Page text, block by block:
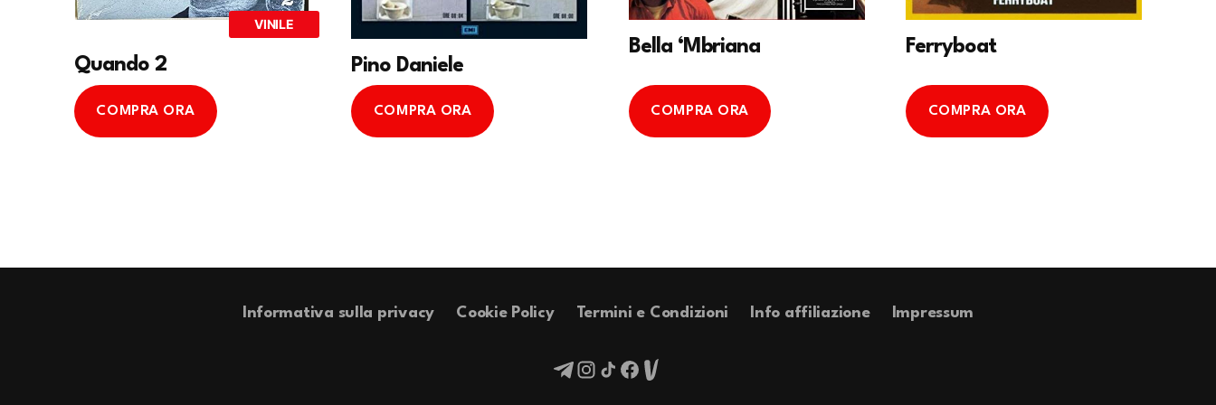
VINILE
Quando 2
COMPRA ORA
Pino Daniele
COMPRA ORA
Bella ‘Mbriana
COMPRA ORA
Ferryboat
COMPRA ORA
Informativa sulla privacy Cookie Policy Termini e Condizioni Info affiliazione Impressum